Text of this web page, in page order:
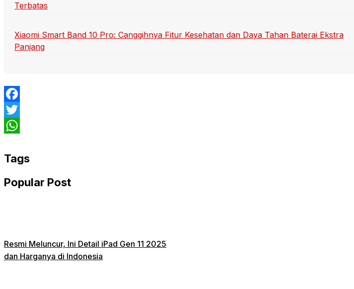
Terbatas
Xiaomi Smart Band 10 Pro: Canggihnya Fitur Kesehatan dan Daya Tahan Baterai Ekstra
Panjang
Facebook
Twitter
Tags
Popular Post
Resmi Meluncur, Ini Detail iPad Gen 11 2025
dan Harganya di Indonesia